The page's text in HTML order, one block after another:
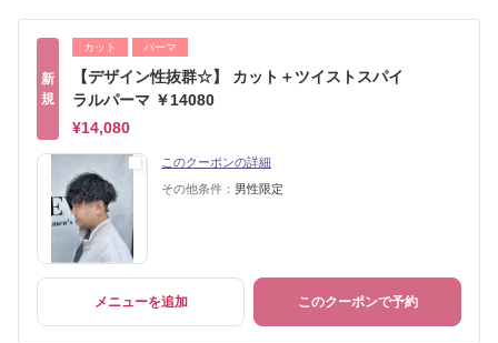
新
規
カット パーマ
【デザイン性抜群☆】 カット＋ツイストスパイ
ラルパーマ ￥14080
¥14,080
このクーポンの詳細
その他条件： 男性限定
メニューを追加 このクーポンで予約